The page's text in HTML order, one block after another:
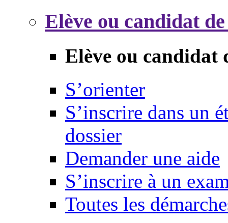
Elève ou candidat
Elève ou candidat
S’orienter
S’inscrire dans un
dossier
Demander une aide
S’inscrire à un
Toutes les